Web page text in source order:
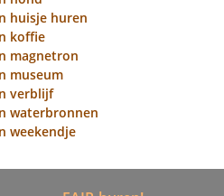
huisje huren
koffie
magnetron
museum
verblijf
waterbronnen
weekendje